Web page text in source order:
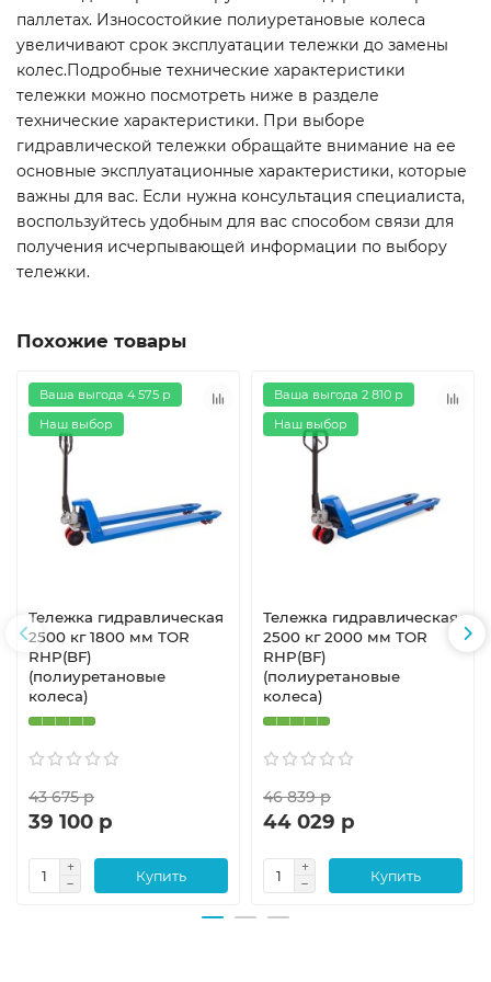
паллетах. Износостойкие полиуретановые колеса
увеличивают срок эксплуатации тележки до замены
колес.Подробные технические характеристики
тележки можно посмотреть ниже в разделе
технические характеристики. При выборе
гидравлической тележки обращайте внимание на ее
основные эксплуатационные характеристики, которые
важны для вас. Если нужна консультация специалиста,
воспользуйтесь удобным для вас способом связи для
получения исчерпывающей информации по выбору
тележки.
Похожие товары
Ваша выгода 4 575 р
Наш выбор
Тележка гидравлическая
2500 кг 1800 мм TOR
RHP(BF)
(полиуретановые
колеса)
43 675 р
39 100 р
Купить
Ваша выгода 2 810 р
Наш выбор
Тележка гидравлическая
2500 кг 2000 мм TOR
RHP(BF)
(полиуретановые
колеса)
46 839 р
44 029 р
Купить